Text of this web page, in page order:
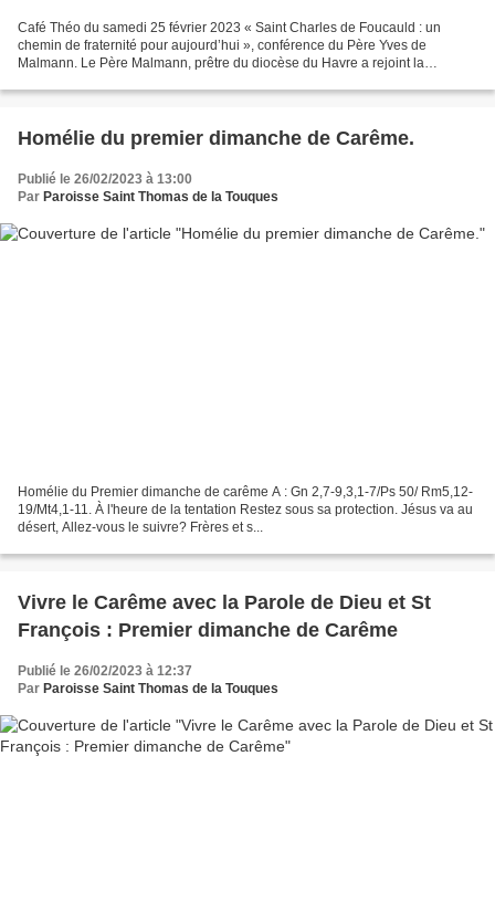
Café Théo du samedi 25 février 2023 « Saint Charles de Foucauld : un
chemin de fraternité pour aujourd’hui », conférence du Père Yves de
Malmann. Le Père Malmann, prêtre du diocèse du Havre a rejoint la
Homélie du premier dimanche de Carême.
Publié le 26/02/2023 à 13:00
Par Paroisse Saint Thomas de la Touques
Homélie du Premier dimanche de carême A : Gn 2,7-9,3,1-7/Ps 50/ Rm5,12-
19/Mt4,1-11. À l'heure de la tentation Restez sous sa protection. Jésus va au
désert, Allez-vous le suivre? Frères et s...
Vivre le Carême avec la Parole de Dieu et St
François : Premier dimanche de Carême
Publié le 26/02/2023 à 12:37
Par Paroisse Saint Thomas de la Touques